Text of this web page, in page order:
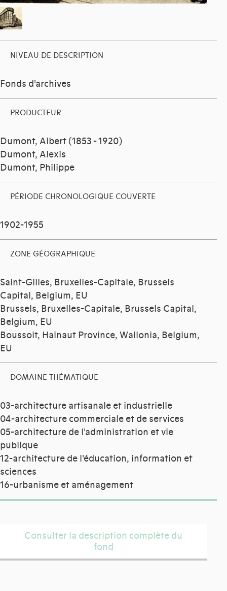
NIVEAU DE DESCRIPTION
Fonds d'archives
PRODUCTEUR
Dumont, Albert (1853 - 1920)
Dumont, Alexis
Dumont, Philippe
PÉRIODE CHRONOLOGIQUE COUVERTE
1902-1955
ZONE GÉOGRAPHIQUE
Saint-Gilles, Bruxelles-Capitale, Brussels
Capital, Belgium, EU
Brussels, Bruxelles-Capitale, Brussels Capital,
Belgium, EU
Boussoit, Hainaut Province, Wallonia, Belgium,
EU
DOMAINE THÉMATIQUE
03-architecture artisanale et industrielle
04-architecture commerciale et de services
05-architecture de l'administration et vie
publique
12-architecture de l'éducation, information et
sciences
16-urbanisme et aménagement
Consulter la description complète du
fond